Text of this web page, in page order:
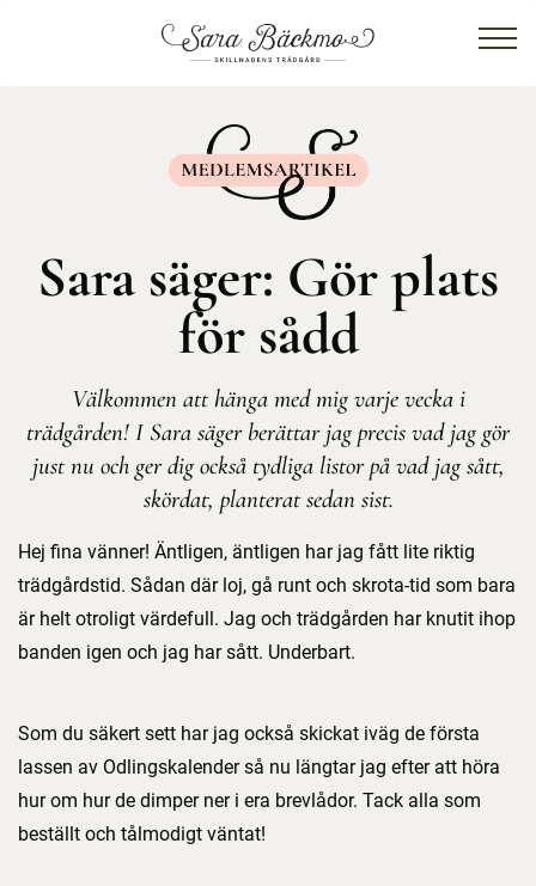
Sara säger: Gör plats
för sådd
Välkommen att hänga med mig varje vecka i
trädgården! I Sara säger berättar jag precis vad jag gör
just nu och ger dig också tydliga listor på vad jag sått,
skördat, planterat sedan sist.
Hej fina vänner! Äntligen, äntligen har jag fått lite riktig
trädgårdstid. Sådan där loj, gå runt och skrota-tid som bara
är helt otroligt värdefull. Jag och trädgården har knutit ihop
banden igen och jag har sått. Underbart.
Som du säkert sett har jag också skickat iväg de första
lassen av Odlingskalender så nu längtar jag efter att höra
hur om hur de dimper ner i era brevlådor. Tack alla som
beställt och tålmodigt väntat!